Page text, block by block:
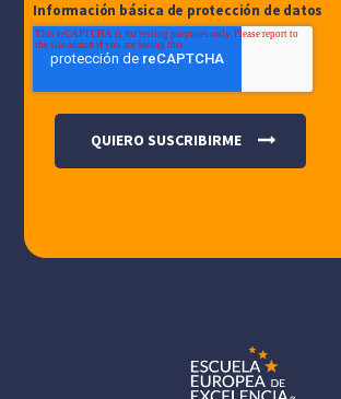
Información básica de protección de datos